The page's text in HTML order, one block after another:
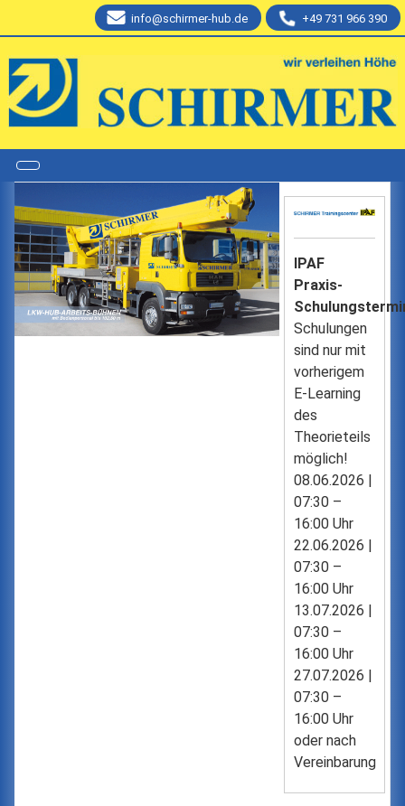
+49 731 966 390
info@schirmer-hub.de
IPAF
Praxis-
Schulungen
sind nur mit
vorherigem
E-Learning
des
Theorieteils
möglich!
08.06.2026 |
07:30 –
16:00 Uhr
22.06.2026 |
07:30 –
16:00 Uhr
13.07.2026 |
07:30 –
16:00 Uhr
27.07.2026 |
07:30 –
16:00 Uhr
oder nach
Vereinbarung